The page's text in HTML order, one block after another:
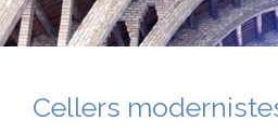
Cellers